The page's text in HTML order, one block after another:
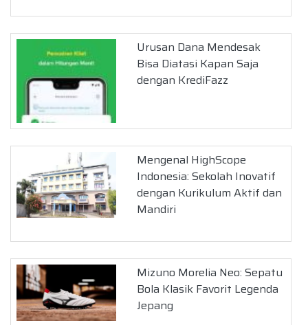
Urusan Dana Mendesak
Bisa Diatasi Kapan Saja
dengan KrediFazz
Mengenal HighScope
Indonesia: Sekolah Inovatif
dengan Kurikulum Aktif dan
Mandiri
Mizuno Morelia Neo: Sepatu
Bola Klasik Favorit Legenda
Jepang